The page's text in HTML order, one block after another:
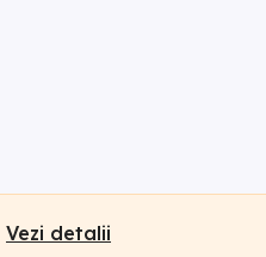
Vezi detalii